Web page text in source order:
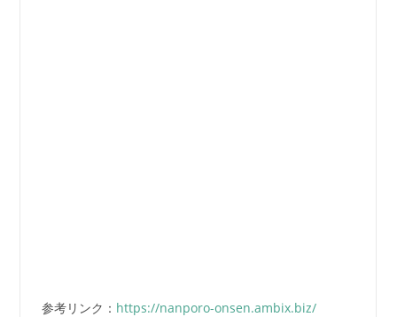
参考リンク： https://nanporo-onsen.ambix.biz/